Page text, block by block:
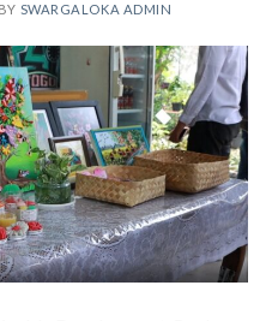
BY SWARGALOKA ADMIN